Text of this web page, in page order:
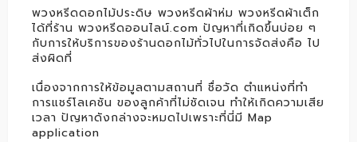
พวงหรีดดอกไม้ประดิษ พวงหรีดผ้าห่ม พวงหรีดผ้าเต็ก
ได้ที่ร้าน พวงหรีดออนไลน์.com ปัญหาที่เกิดขึ้นบ่อย ๆ
กับการให้บริการของร้านดอกไม้ทั่วไปในการจัดส่งคือ ไป
ส่งผิดที่
เนื่องจากการให้ข้อมูลตามสถานที่ ชื่อวัด ตำแหน่งที่ทำ
การแชร์โลเคชัน ของลูกค้าที่ไม่ชัดเจน ทำให้เกิดความเสีย
เวลา ปัญหาดังกล่างจะหมดไปเพราะที่นี่มี Map
application